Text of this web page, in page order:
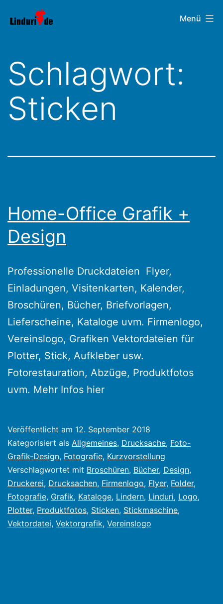
Inhalt
Linduri.de Menü
Schlagwort:
Sticken
Home-Office Grafik +
Design
Professionelle Druckdateien Flyer,
Einladungen, Visitenkarten, Kalender,
Broschüren, Bücher, Briefvorlagen,
Lieferscheine, Kataloge uvm. Firmenlogo,
Vereinslogo, Grafiken Vektordateien für
Plotter, Stick, Aufkleber usw.
Fotorestauration, Abzüge, Produktfotos
uvm. Mehr Infos hier
Veröffentlicht am 12. September 2018
Kategorisiert als Allgemeines, Drucksache, Foto-
Grafik-Design, Fotografie, Kurzvorstellung
Verschlagwortet mit Broschüren, Bücher, Design,
Druckerei, Drucksachen, Firmenlogo, Flyer, Folder,
Fotografie, Grafik, Kataloge, Lindern, Linduri, Logo,
Plotter, Produktfotos, Sticken, Stickmaschine,
Vektordatei, Vektorgrafik, Vereinslogo